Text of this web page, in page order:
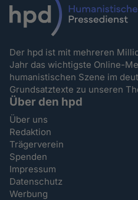
Der hpd ist mit mehreren
Jahr das wichtigste Online-
humanistischen Szene im
Grundsatztexte zu unseren
Über den hpd
Über uns
Redaktion
Trägerverein
Spenden
Impressum
Datenschutz
Werbung